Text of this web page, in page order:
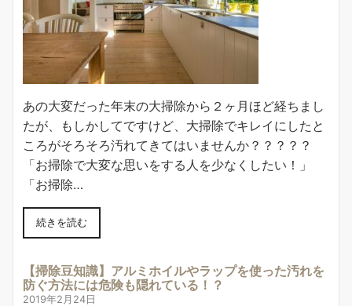
あの大変だった年末の大掃除から２ヶ月ほど経ちまし
たが、もしかしてですけど、大掃除でキレイにしたと
ころがそろそろ汚れてきてはいませんか？？？？？
「お掃除で大変な思いをする人を少なくしたい！」
「お掃除…
続きを読む
【掃除豆知識】アルミホイルやラップを使った汚れを
防ぐ方法には危険も隠れている！？
2019年2月24日